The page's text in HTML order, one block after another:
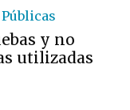
y no
utilizadas